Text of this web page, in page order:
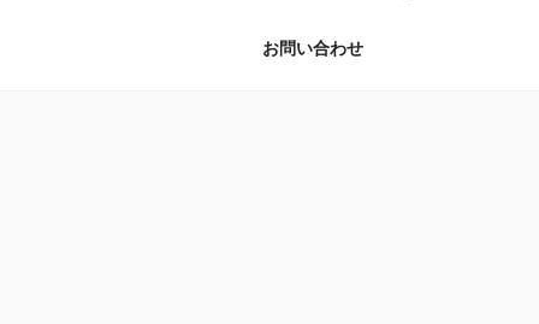
お問い合わせ